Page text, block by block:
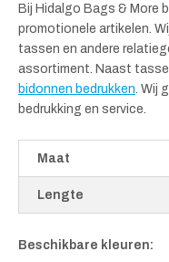
Bij Hidalgo Bags & More
promotionele artikelen.
tassen en andere
assortiment. Naast
bidonnen bedrukken . Wij
bedrukking en service.
Maat
Lengte
Beschikbare kleuren: